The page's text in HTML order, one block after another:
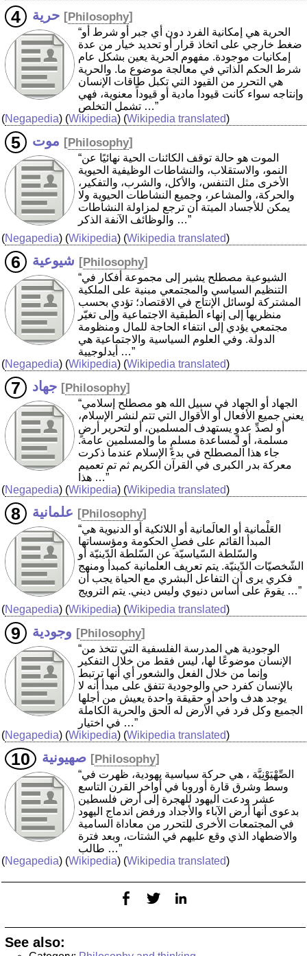
حرية [Philosophy]
“الحرية هي إمكانية الفرد دون أي جبر أو شرط أو
ضغط خارجي على اتخاذ قرار أو تحديد خيار من عدة
إمكانيات موجودة. مفهوم الحرية يعين بشكل عام
شرط الحكم الذاتي في معالجة موضوع ما. والحرية
هي التحرر من القيود التي تكبل طاقات الإنسان
وإنتاجه سواء كانت قيوداً مادية أو قيوداً معنوية، فهي
تشمل التخلص …”
(Negapedia) (Wikipedia) (Wikipedia translated)
موت [Philosophy]
“الموت هو حالة توقف الكائنات الحية نهائيًا عن
النمو، والاستقلاب، والنشاطات الوظيفية الحيوية
الأخرى مثل التنفس، والأكل، والشرب، والتفكير،
والحركة، والمشاعر، وجميع النشاطات الحيوية ولا
يمكن للأجساد الميتة أن ترجع لمزاولة النشاطات
والوظائف الآنفة الذكر …”
(Negapedia) (Wikipedia) (Wikipedia translated)
شيوعية [Philosophy]
“الشيوعية مصطلح يشير إلى مجموعة أفكار في
التنظيم السياسي والمجتمعي مبنية على الملكية
المشتركة لوسائل الإنتاج في الاقتصاد؛ تؤدي بحسب
منظريها إلى إنهاء الطبقية الاجتماعية وإلى تغيّر
مجتمعي يؤدي إلى انتفاء الحاجة للمال ومنظومة
الدولة. وفي العلوم السياسية والاجتماعية هي
أيدلوجيية …”
(Negapedia) (Wikipedia) (Wikipedia translated)
جهاد [Philosophy]
“الجهاد أو الجهاد في سبيل الله هو مصطلح إسلامي
يعني جميع الأفعال أو الأقوال التي تتم لنشر الإسلام،
أو لصدِّ عدوٍ يستهدف المسلمين، أو لتحرير أرضٍ
مسلمة، أو لمساعدة مسلمٍ ما والمسلمين عامة.
جاء هذا المصطلح في بدء الإسلام عندما ذكرت
معركة بدر الكبرى في القرآن الكريم ثم تم تعميم
هذا …”
(Negapedia) (Wikipedia) (Wikipedia translated)
علمانية [Philosophy]
“العَلْمانية أو العالَمانية أو اللائكية أو الدنيوية هي
المبدأ القائم على فصلِ الحكومة ومؤسساتها
والسّلطة السّياسيّة عن السّلطة الدّينيّة أو
الشّخصيّات الدّينيّة. يتم تعريف العلمانية كمبدأ ومنهج
فكري يرى أن التفاعل البشري مع الحياة يجب أن
يقومَ على أساس دنيوي وليس ديني. يتم الترويج …”
(Negapedia) (Wikipedia) (Wikipedia translated)
وجودية [Philosophy]
“الوجودية هي المدرسة الفلسفية التي تتخذ من
الإنسان موضوعًا لها، ليس فقط من خلال التفكير
وإنما من خلال الفعل والشعور أي أنها ترتبط
بالإنسان كفرد حي والوجودية تتفق على مبدأ أنه لا
يوجد هدف واحد أو حقيقة واحدة يعيش من أجلها
الجميع وكل فرد في الأرض له الحق والحرية الكاملة
في اختيار …”
(Negapedia) (Wikipedia) (Wikipedia translated)
صهيونية [Philosophy]
“الصِّهْيَوْنِيَّة ‏، هي حركة سياسية يهودية، ظهرت في
وسط وشرق قارة أوروبا في أواخر القرن التاسع
عشر ودعت اليهود للهجرة إلى أرض فلسطين
بدعوى أنها أرض الآباء والأجداد ورفض اندماج اليهود
في المجتمعات الأخرى للتحرر من معاداة السامية
والاضطهاد الذي وقع عليهم في الشتات، وبعد فترة
طالب …”
(Negapedia) (Wikipedia) (Wikipedia translated)
See also: